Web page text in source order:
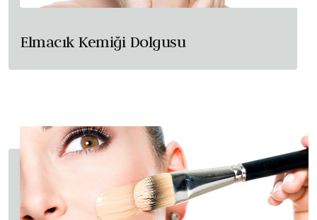
Elmacık Kemiği Dolgusu